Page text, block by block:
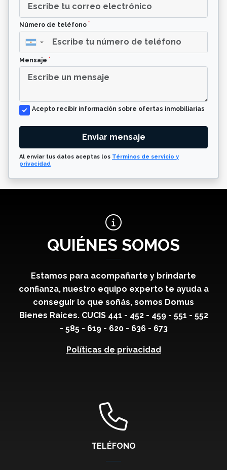
Número de teléfono *
▼
Mensaje *
Acepto recibir información sobre ofertas inmobiliarias
Enviar mensaje
Al enviar tus datos aceptas los Términos de servicio y
privacidad
QUIÉNES SOMOS
Estamos para acompañarte y brindarte
confianza, nuestro equipo experto te ayuda a
conseguir lo que soñás, somos Domus
Bienes Raíces. CUCIS 441 - 452 - 459 - 551 - 552
- 585 - 619 - 620 - 636 - 673
Políticas de privacidad
TELÉFONO